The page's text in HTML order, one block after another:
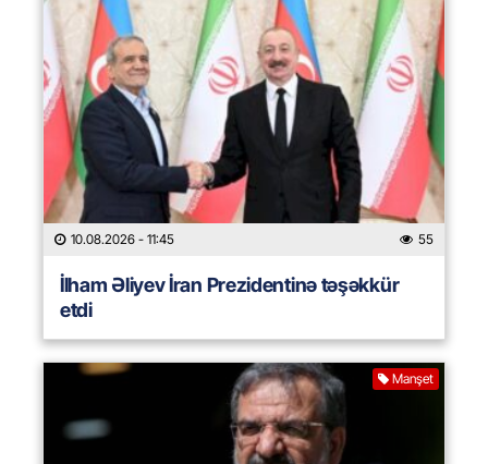
10.08.2026 - 11:45 55
İlham Əliyev İran Prezidentinə təşəkkür
etdi
Manşet